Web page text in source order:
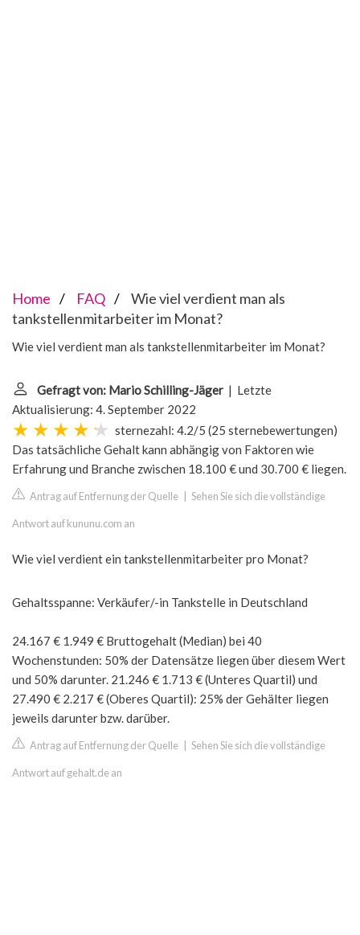
Home FAQ
Wie viel verdient man als
tankstellenmitarbeiter im Monat?
Wie viel verdient man als tankstellenmitarbeiter im Monat?
Gefragt von: Mario Schilling-Jäger | Letzte
Aktualisierung: 4. September 2022
sternezahl: 4.2/5 (25 sternebewertungen)
Das tatsächliche Gehalt kann abhängig von Faktoren wie
Erfahrung und Branche zwischen 18.100 € und 30.700 € liegen.
Antrag auf Entfernung der Quelle Sehen Sie sich die vollständige
Antwort auf kununu.com an
Wie viel verdient ein tankstellenmitarbeiter pro Monat?
Gehaltsspanne: Verkäufer/-in Tankstelle in Deutschland
24.167 € 1.949 € Bruttogehalt (Median) bei 40
Wochenstunden: 50% der Datensätze liegen über diesem Wert
und 50% darunter. 21.246 € 1.713 € (Unteres Quartil) und
27.490 € 2.217 € (Oberes Quartil): 25% der Gehälter liegen
jeweils darunter bzw. darüber.
Antrag auf Entfernung der Quelle Sehen Sie sich die vollständige
Antwort auf gehalt.de an